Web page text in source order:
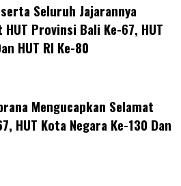
Seluruh Jajarannya
Provinsi Bali Ke-67, HUT
HUT RI Ke-80
Mengucapkan Selamat
HUT Kota Negara Ke-130 Dan